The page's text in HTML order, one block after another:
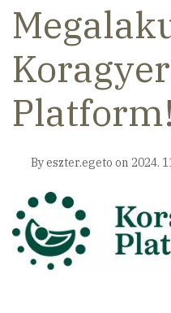
Platform!
Byeszter.egeto on 2024.